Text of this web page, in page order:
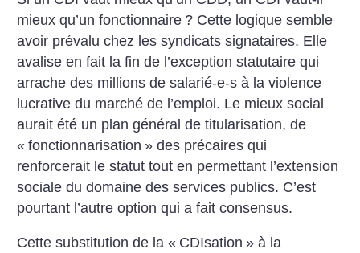
mieux qu’un fonctionnaire ? Cette logique semble
avoir prévalu chez les syndicats signataires. Elle
avalise en fait la fin de l’exception statutaire qui
arrache des millions de salarié-e-s à la violence
lucrative du marché de l’emploi. Le mieux social
aurait été un plan général de titularisation, de
« fonctionnarisation » des précaires qui
renforcerait le statut tout en permettant l’extension
sociale du domaine des services publics. C’est
pourtant l’autre option qui a fait consensus.
Cette substitution de la « CDIsation » à la